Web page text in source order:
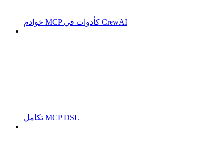
خوادم MCP كأدوات في CrewAI
تكامل MCP DSL